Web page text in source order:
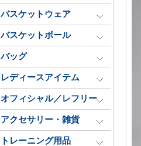
バスケットウェア
バスケットボール
バッグ
レディースアイテム
オフィシャル／レフリー
アクセサリー・雑貨
トレーニング用品